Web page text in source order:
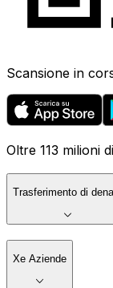
Scansione in
Oltre 113 milioni
Trasferimento di
Xe Aziende